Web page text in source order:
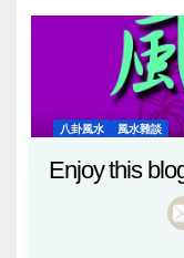
八卦風水 風水雜談
血月
Enjoy this